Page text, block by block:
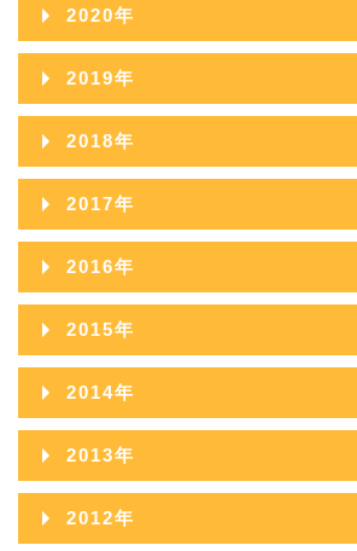
2024年08月
2024年07月
2024年06月
2024年05月
2024年03月
2024年02月
2024年01月
2023年09月
2023年08月
2023年07月
2023年06月
2023年05月
2023年03月
2023年02月
2023年01月
2022年10月
2022年09月
2022年08月
2022年07月
2022年06月
2022年05月
2022年03月
2022年02月
2022年01月
2021年11月
2021年10月
2021年09月
2021年08月
2021年07月
2021年06月
2021年05月
2021年03月
2021年02月
2020年
2020年12月
2020年11月
2020年10月
2020年09月
2020年08月
2020年07月
2020年06月
2020年05月
2020年03月
2019年
2019年12月
2019年11月
2019年10月
2019年09月
2019年08月
2019年07月
2019年06月
2019年05月
2018年
2018年12月
2018年11月
2018年10月
2018年09月
2018年08月
2018年07月
2018年06月
2018年05月
2017年
2017年12月
2017年11月
2017年10月
2017年09月
2017年08月
2017年07月
2016年
2016年12月
2016年11月
2016年10月
2016年09月
2016年08月
2015年
2015年12月
2015年11月
2015年10月
2015年09月
2014年
2014年12月
2014年11月
2014年10月
2013年
2013年12月
2012年